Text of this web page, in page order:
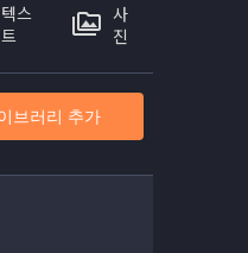
텍스
트
사
진
브러리 추가